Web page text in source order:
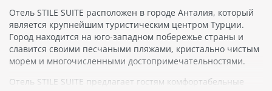
Отель STILE SUITE расположен в городе Анталия, который
является крупнейшим туристическим центром Турции.
Город находится на юго-западном побережье страны и
славится своими песчаными пляжами, кристально чистым
морем и многочисленными достопримечательностями.
Отель STILE SUITE предлагает гостям комфортабельные